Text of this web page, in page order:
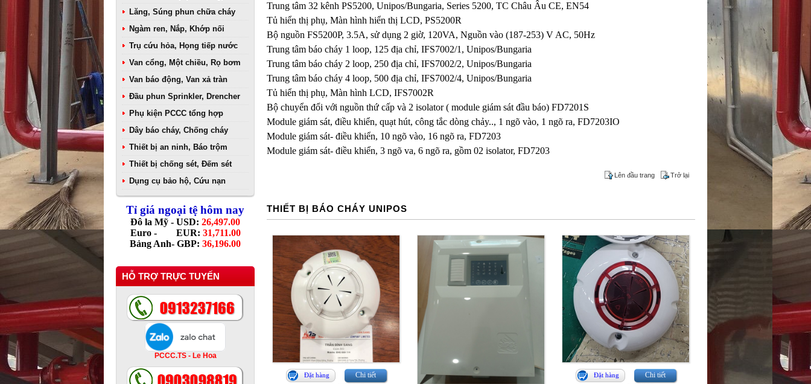
Lăng, Súng phun chữa cháy
Ngàm ren, Nắp, Khớp nối
Trụ cứu hỏa, Họng tiếp nước
Van cổng, Một chiều, Rọ bơm
Van báo động, Van xả tràn
Đầu phun Sprinkler, Drencher
Phụ kiện PCCC tổng hợp
Dây báo cháy, Chống cháy
Thiết bị an ninh, Báo trộm
Thiết bị chống sét, Đếm sét
Dụng cụ bảo hộ, Cứu nạn
Tỉ giá ngoại tệ hôm nay
Đô la Mỹ - USD: 26,497.00
Euro - EUR: 31,711.00
Bảng Anh- GBP: 36,196.00
HỖ TRỢ TRỰC TUYẾN
PCCC.TS - Le Hoa
Trung tâm 32 kênh PS5200, Unipos/Bungaria, Series 5200, TC Châu Âu CE, EN54
Tủ hiển thị phụ, Màn hình hiển thị LCD, PS5200R
Bộ nguồn FS5200P, 3.5A, sử dụng 2 giờ, 120VA, Nguồn vào (187-253) V AC, 50Hz
Trung tâm báo cháy 1 loop, 125 địa chỉ, IFS7002/1, Unipos/Bungaria
Trung tâm báo cháy 2 loop, 250 địa chỉ, IFS7002/2, Unipos/Bungaria
Trung tâm báo cháy 4 loop, 500 địa chỉ, IFS7002/4, Unipos/Bungaria
Tủ hiển thị phụ, Màn hình LCD, IFS7002R
Bộ chuyển đổi với nguồn thứ cấp và 2 isolator ( module giám sát đầu báo) FD7201S
Module giám sát, điều khiển, quạt hút, công tắc dòng chảy.., 1 ngõ vào, 1 ngõ ra, FD7203IO
Module giám sát- điều khiển, 10 ngõ vào, 16 ngõ ra, FD7203
Module giám sát- điều khiển, 3 ngõ va, 6 ngõ ra, gồm 02 isolator, FD7203
Lên đầu trang Trở lại
THIẾT BỊ BÁO CHÁY UNIPOS
Đặt hàng Chi tiết Đặt hàng Chi tiết